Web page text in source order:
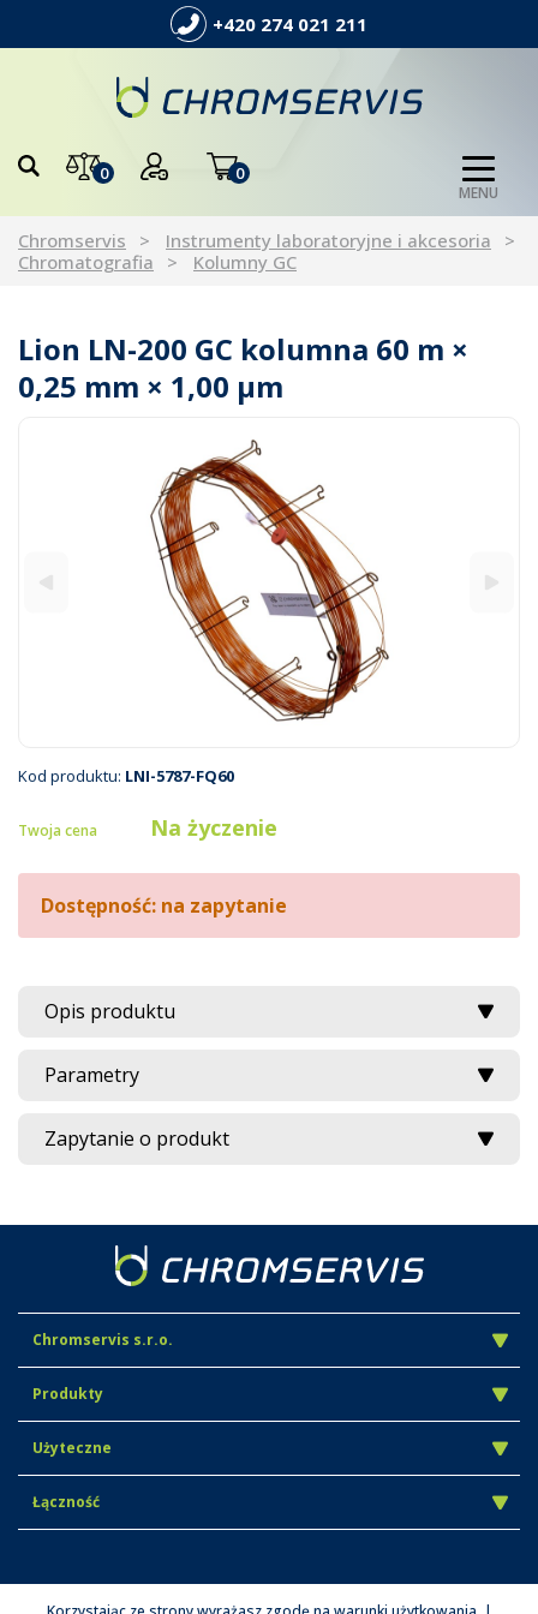
+420 274 021 211
0 0
MENU
Chromservis
Instrumenty laboratoryjne i akcesoria
Chromatografia
Kolumny GC
Lion LN-200 GC kolumna 60 m ×
0,25 mm × 1,00 µm
Kod produktu: LNI-5787-FQ60
Twoja cena Na życzenie
Dostępność: na zapytanie
Opis produktu
Parametry
Zapytanie o produkt
Chromservis s.r.o.
Produkty
Użyteczne
Łączność